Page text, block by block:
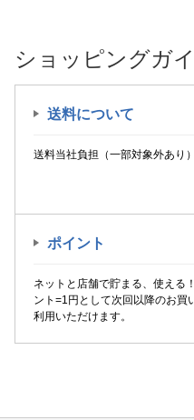
ショッピングガ
送料について
送料当社負担（一部対象外あり）
ポイント
ネットと店舗で貯まる、使える
ント=1円として次回以降のお買
利用いただけます。